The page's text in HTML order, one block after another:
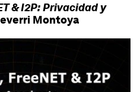
& I2P: Privacidad y
Montoya